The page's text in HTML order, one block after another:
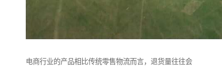
电商行业的产品相比传统零售物流而言，退货量往往会